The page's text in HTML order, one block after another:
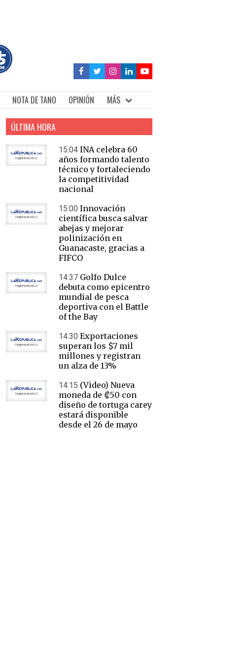
NOTA DE TANO OPINIÓN MÁS
ÚLTIMA HORA
15:04 INA celebra 60
años formando talento
técnico y fortaleciendo
la competitividad
nacional
15:00 Innovación
científica busca salvar
abejas y mejorar
polinización en
Guanacaste, gracias a
FIFCO
14:37 Golfo Dulce
debuta como epicentro
mundial de pesca
deportiva con el Battle
of the Bay
14:30 Exportaciones
superan los $7 mil
millones y registran
un alza de 13%
14:15 (Video) Nueva
moneda de ₡50 con
diseño de tortuga carey
estará disponible
desde el 26 de mayo